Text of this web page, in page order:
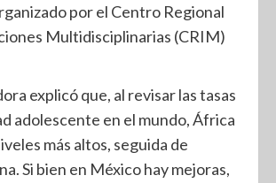
por el Centro Regional
Multidisciplinarias (CRIM)
explicó que, al revisar las tasas
adolescente en el mundo, África
más altos, seguida de
Si bien en México hay mejoras,